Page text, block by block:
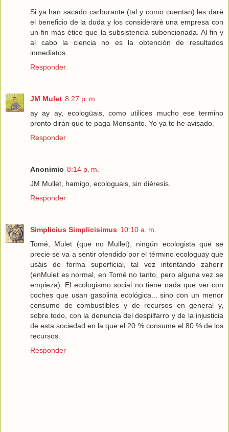
Si ya han sacado carburante (tal y como cuentan) les darè
el beneficio de la duda y los considerarè una empresa con
un fin más ètico que la subsistencia subencionada. Al fin y
al cabo la ciencia no es la obtención de resultados
inmediatos.
Responder
JM Mulet 8:27 p. m.
ay ay ay, ecologüais, como utilices mucho ese termino
pronto dirán que te paga Monsanto. Yo ya te he avisado.
Responder
Anonimio 8:14 p. m.
JM Mullet, hamigo, ecologuais, sin diéresis.
Responder
Simplicius Simplicisimus 10:10 a. m.
Tomé, Mulet (que no Mullet), ningún ecologista que se
precie se va a sentir ofendido por el término ecologuay que
usáis de forma superficial, tal vez intentando zaherir
(enMulet es normal, en Tomé no tanto, pero alguna vez se
empieza). El ecologismo social no tiene nada que ver con
coches que usan gasolina ecológica... sino con un menor
consumo de combustibles y de recursos en general y,
sobre todo, con la denuncia del despilfarro y de la injusticia
de esta sociedad en la que el 20 % consume el 80 % de los
recursos.
Responder